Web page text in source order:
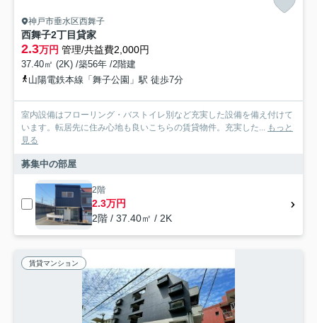
神戸市垂水区西舞子
西舞子2丁目貸家
2.3万円 管理/共益費2,000円
37.40㎡ (2K) /築56年 /2階建
山陽電鉄本線「舞子公園」駅 徒歩7分
室内設備はフローリング・バストイレ別など充実した設備を備え付けて
います。転居先に住み心地も良いこちらの賃貸物件。充実した...
もっと
見る
募集中の部屋
2階
2.3万円
2階 / 37.40㎡ / 2K
賃貸マンション